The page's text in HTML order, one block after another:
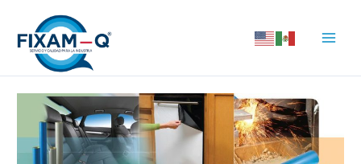
contenido